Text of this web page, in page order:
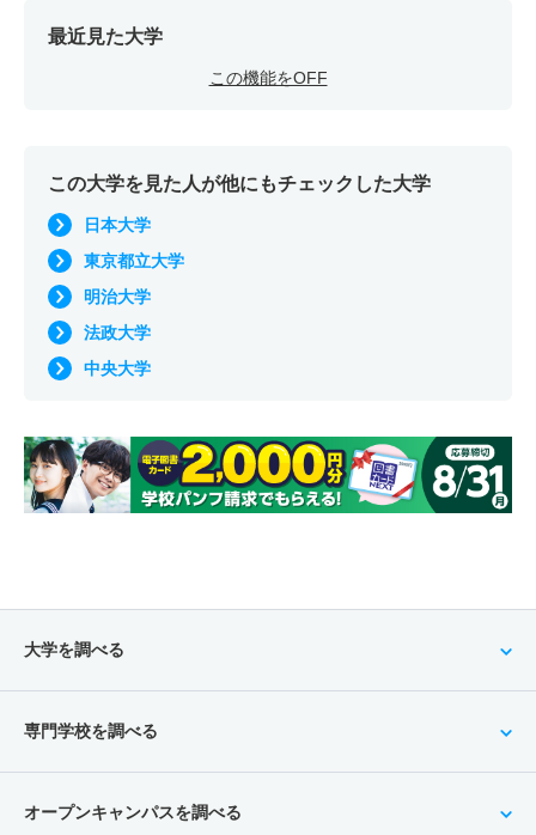
最近見た大学
この機能をOFF
この大学を見た人が他にもチェックした大学
日本大学
東京都立大学
明治大学
法政大学
中央大学
大学を調べる
専門学校を調べる
オープンキャンパスを調べる